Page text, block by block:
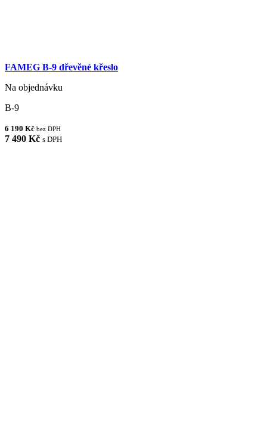
FAMEG B-9 dřevěné křeslo
Na objednávku
B-9
6 190 Kč bez DPH
7 490 Kč s DPH